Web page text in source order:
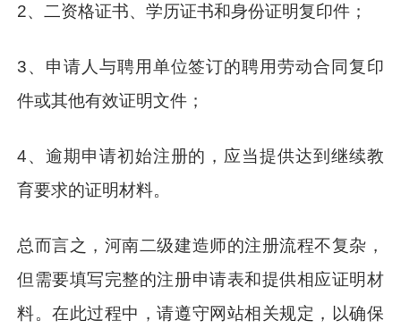
2、二资格证书、学历证书和身份证明复印件；
3、申请人与聘用单位签订的聘用劳动合同复印
件或其他有效证明文件；
4、逾期申请初始注册的，应当提供达到继续教
育要求的证明材料。
总而言之，河南二级建造师的注册流程不复杂，
但需要填写完整的注册申请表和提供相应证明材
料。在此过程中，请遵守网站相关规定，以确保